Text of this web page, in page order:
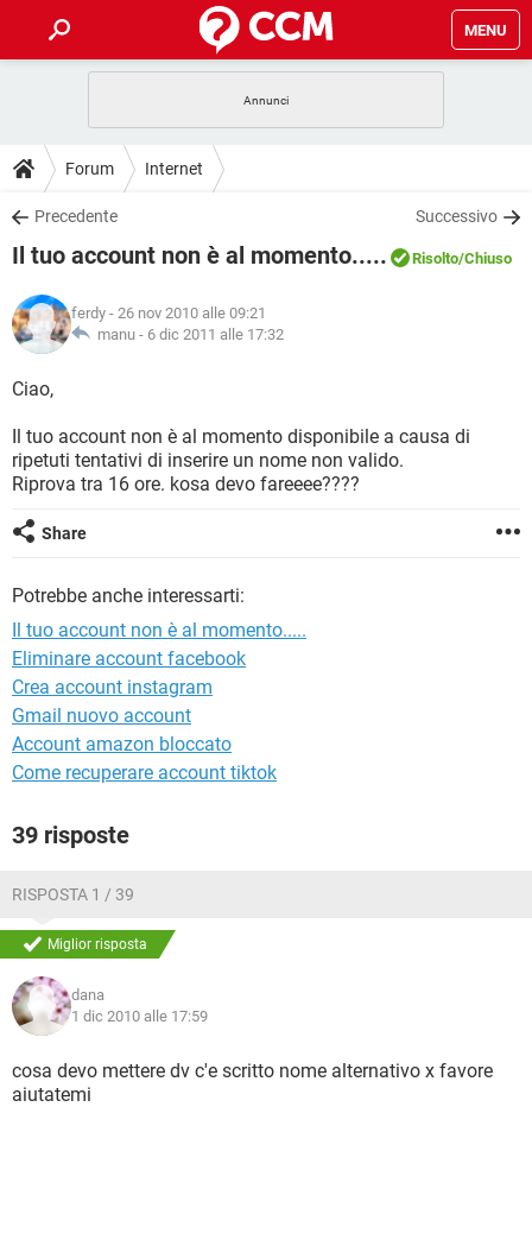
MENU
INTRATTENIMENTO
iOS
INSTAGRAM WHATSAPP
TIKTOK
HARDWARE
GUIDE
COVID-19
INSTAGRAM
TIKTOK
HARDWARE
DOWNLOAD
COVID-19 GAMING
INTRATTENIMENTO
iOS
INSTAGRAM
HARDWARE
COVID-19
INTRATTENIMENTO
iOS
INSTAGRAM WHATSAPP
TIKTOK FACEBOOK
HARDWARE
GLOSSARIO
COVID-19
iOS WINDOWS 10
INSTAGRAM
TIKTOK
Forum Internet
Precedente Successivo
Il tuo account non è al momento..... Risolto/Chiuso
ferdy - 26 nov 2010 alle 09:21
manu - 6 dic 2011 alle 17:32
Ciao,
Il tuo account non è al momento disponibile a causa di
ripetuti tentativi di inserire un nome non valido.
Riprova tra 16 ore. kosa devo fareeee????
Share
Potrebbe anche interessarti:
Il tuo account non è al momento.....
Eliminare account facebook
Crea account instagram
Gmail nuovo account
Account amazon bloccato
Come recuperare account tiktok
39 risposte
RISPOSTA 1 / 39
Miglior risposta
dana
1 dic 2010 alle 17:59
cosa devo mettere dv c'e scritto nome alternativo x favore
aiutatemi